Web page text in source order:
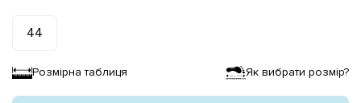
44
Розмірна таблиця Як вибрати розмір?